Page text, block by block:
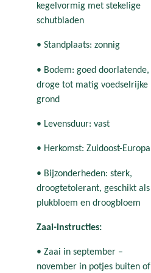
kegelvormig met stekelige
schutbladen
• Standplaats: zonnig
• Bodem: goed doorlatende,
droge tot matig voedselrijke
grond
• Levensduur: vast
• Herkomst: Zuidoost-Europa
• Bijzonderheden: sterk,
droogtetolerant, geschikt als
plukbloem en droogbloem
Zaai-instructies:
• Zaai in september –
november in potjes buiten of